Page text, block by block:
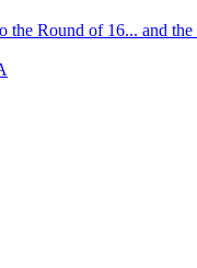
the Round of 16... and the